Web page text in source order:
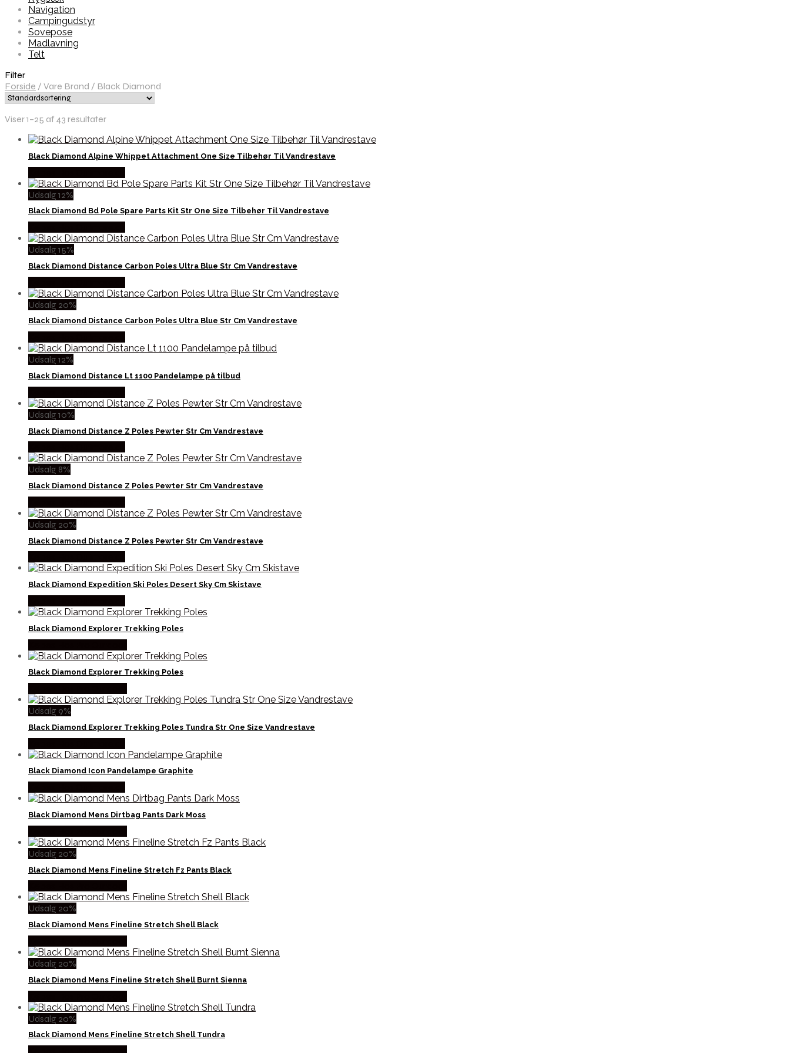
Navigation
Campingudstyr
Sovepose
Madlavning
Telt
Filter
Forside / Vare Brand / Black Diamond
Viser 1–25 af 43 resultater
Black Diamond Alpine Whippet Attachment One Size Tilbehør Til Vandrestave
Udsalg 12%
Black Diamond Bd Pole Spare Parts Kit Str One Size Tilbehør Til Vandrestave
Udsalg 15%
Black Diamond Distance Carbon Poles Ultra Blue Str Cm Vandrestave
Udsalg 20%
Black Diamond Distance Carbon Poles Ultra Blue Str Cm Vandrestave
Udsalg 12%
Black Diamond Distance Lt 1100 Pandelampe på tilbud
Udsalg 10%
Black Diamond Distance Z Poles Pewter Str Cm Vandrestave
Udsalg 8%
Black Diamond Distance Z Poles Pewter Str Cm Vandrestave
Udsalg 20%
Black Diamond Distance Z Poles Pewter Str Cm Vandrestave
Black Diamond Expedition Ski Poles Desert Sky Cm Skistave
Black Diamond Explorer Trekking Poles
Black Diamond Explorer Trekking Poles
Udsalg 9%
Black Diamond Explorer Trekking Poles Tundra Str One Size Vandrestave
Black Diamond Icon Pandelampe Graphite
Black Diamond Mens Dirtbag Pants Dark Moss
Udsalg 20%
Black Diamond Mens Fineline Stretch Fz Pants Black
Udsalg 20%
Black Diamond Mens Fineline Stretch Shell Black
Udsalg 20%
Black Diamond Mens Fineline Stretch Shell Burnt Sienna
Udsalg 20%
Black Diamond Mens Fineline Stretch Shell Tundra